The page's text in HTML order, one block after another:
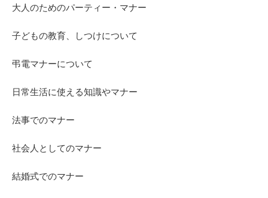
大人のためのパーティー・マナー
子どもの教育、しつけについて
弔電マナーについて
日常生活に使える知識やマナー
法事でのマナー
社会人としてのマナー
結婚式でのマナー